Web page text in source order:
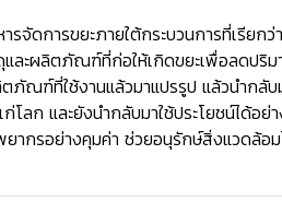
รจัดการขยะภายใต้กระบวนการที่เรีย
และผลิตภัณฑ์ที่ก่อให้เกิดขยะเพื่อลดป
ภัณฑ์ที่ใช้งานแล้วมาแปรรูป แล้วนำกลั
ก่โลก และยังนำกลับมาใช้ประโยชน์ได้
ากรอย่างคุมค่า ช่วยอนุรักษ์สิ่งแวดล้อ